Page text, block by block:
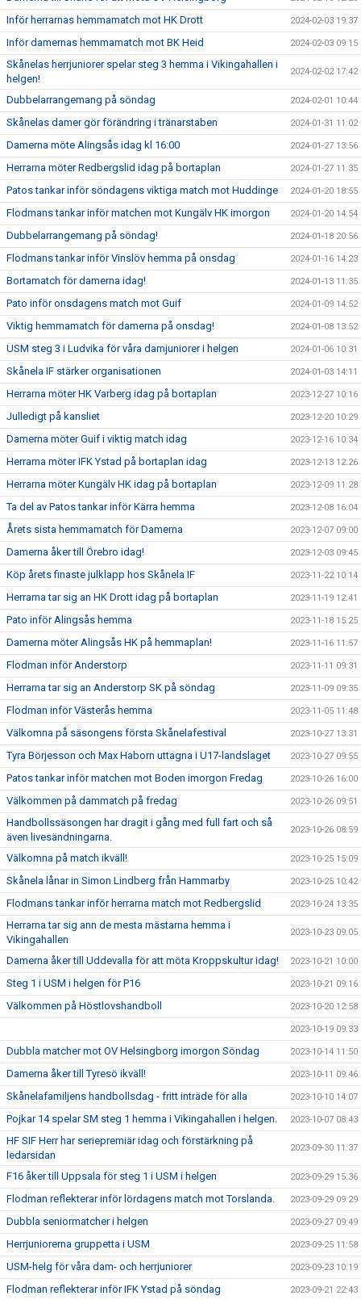
Inför herrarnas hemmamatch mot HK Drott 2024-02-03 19:37
Inför damernas hemmamatch mot BK Heid 2024-02-03 09:15
Skånelas herrjuniorer spelar steg 3 hemma i Vikingahallen i
helgen!
2024-02-02 17:42
Dubbelarrangemang på söndag 2024-02-01 10:44
Skånelas damer gör förändring i tränarstaben 2024-01-31 11:02
Damerna möte Alingsås idag kl 16:00 2024-01-27 13:56
Herrarna möter Redbergslid idag på bortaplan 2024-01-27 11:35
Patos tankar inför söndagens viktiga match mot Huddinge 2024-01-20 18:55
Flodmans tankar inför matchen mot Kungälv HK imorgon 2024-01-20 14:54
Dubbelarrangemang på söndag! 2024-01-18 20:56
Flodmans tankar inför Vinslöv hemma på onsdag 2024-01-16 14:23
Bortamatch för damerna idag! 2024-01-13 11:35
Pato inför onsdagens match mot Guif 2024-01-09 14:52
Viktig hemmamatch för damerna på onsdag! 2024-01-08 13:52
USM steg 3 i Ludvika för våra damjuniorer i helgen 2024-01-06 10:31
Skånela IF stärker organisationen 2024-01-03 14:11
Herrarna möter HK Varberg idag på bortaplan 2023-12-27 10:16
Julledigt på kansliet 2023-12-20 10:29
Damerna möter Guif i viktig match idag 2023-12-16 10:34
Herrarna möter IFK Ystad på bortaplan idag 2023-12-13 12:26
Herrarna möter Kungälv HK idag på bortaplan 2023-12-09 11:28
Ta del av Patos tankar inför Kärra hemma 2023-12-08 16:04
Årets sista hemmamatch för Damerna 2023-12-07 09:00
Damerna åker till Örebro idag! 2023-12-03 09:45
Köp årets finaste julklapp hos Skånela IF 2023-11-22 10:14
Herrarna tar sig an HK Drott idag på bortaplan 2023-11-19 12:41
Pato inför Alingsås hemma 2023-11-18 15:25
Damerna möter Alingsås HK på hemmaplan! 2023-11-16 11:57
Flodman inför Anderstorp 2023-11-11 09:31
Herrarna tar sig an Anderstorp SK på söndag 2023-11-09 09:35
Flodman inför Västerås hemma 2023-11-05 11:48
Välkomna på säsongens första Skånelafestival 2023-10-27 13:31
Tyra Börjesson och Max Haborn uttagna i U17-landslaget 2023-10-27 09:55
Patos tankar inför matchen mot Boden imorgon Fredag 2023-10-26 16:00
Välkommen på dammatch på fredag 2023-10-26 09:51
Handbollssäsongen har dragit i gång med full fart och så
även livesändningarna.
2023-10-26 08:59
Välkomna på match ikväll! 2023-10-25 15:09
Skånela lånar in Simon Lindberg från Hammarby 2023-10-25 10:42
Flodmans tankar inför herrarna match mot Redbergslid 2023-10-24 13:35
Herrarna tar sig ann de mesta mästarna hemma i
Vikingahallen
2023-10-23 09:05
Damerna åker till Uddevalla för att möta Kroppskultur idag! 2023-10-21 10:00
Steg 1 i USM i helgen för P16 2023-10-21 09:16
Välkommen på Höstlovshandboll 2023-10-20 12:58
2023-10-19 09:33
Dubbla matcher mot OV Helsingborg imorgon Söndag 2023-10-14 11:50
Damerna åker till Tyresö ikväll! 2023-10-11 09:46
Skånelafamiljens handbollsdag - fritt inträde för alla 2023-10-10 14:07
Pojkar 14 spelar SM steg 1 hemma i Vikingahallen i helgen. 2023-10-07 08:43
HF SIF Herr har seriepremiär idag och förstärkning på
ledarsidan
2023-09-30 11:37
F16 åker till Uppsala för steg 1 i USM i helgen 2023-09-29 15:36
Flodman reflekterar inför lördagens match mot Torslanda. 2023-09-29 09:29
Dubbla seniormatcher i helgen 2023-09-27 09:49
Herrjuniorerna gruppetta i USM 2023-09-25 11:58
USM-helg för våra dam- och herrjuniorer 2023-09-23 10:19
Flodman reflekterar inför IFK Ystad på söndag 2023-09-21 22:43